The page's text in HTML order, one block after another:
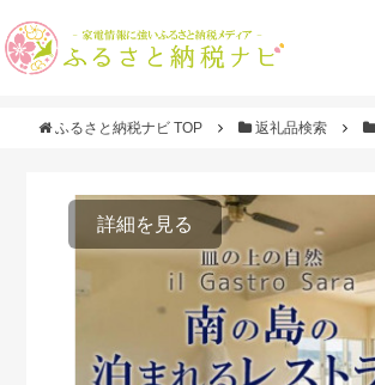
ふるさと納税ナビ TOP 返礼品検索
詳細を見る